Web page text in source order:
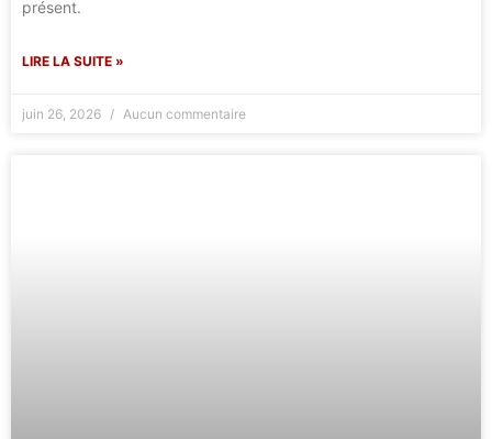
présent.
LIRE LA SUITE »
juin 26, 2026 Aucun commentaire